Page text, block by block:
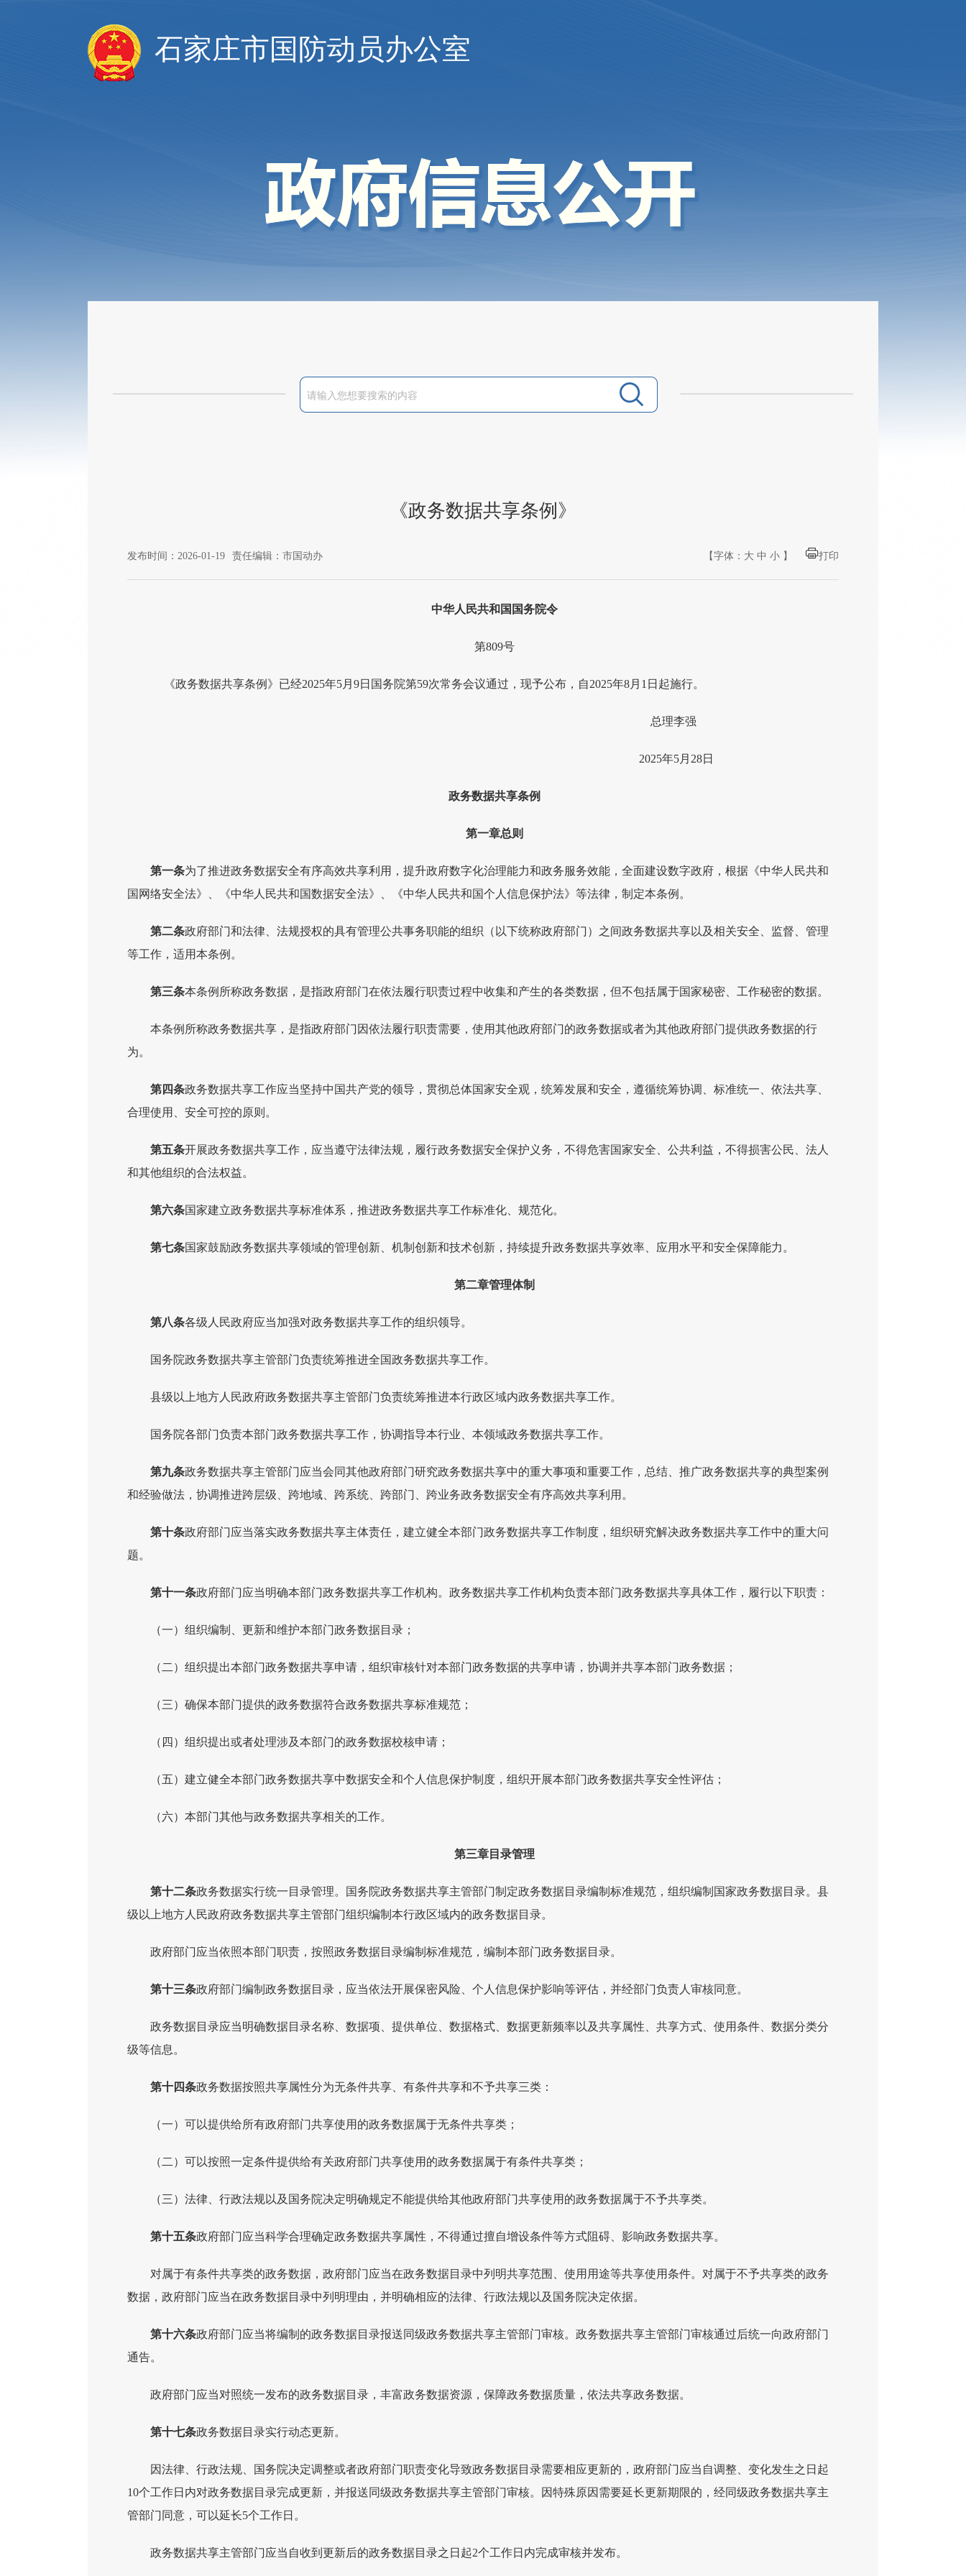
石家庄市国防动员办公室
《政务数据共享条例》
发布时间：2026-01-19 责任编辑：市国动办 【字体： 大 中 小 】 打印
中华人民共和国国务院令
第809号
《政务数据共享条例》已经2025年5月9日国务院第59次常务会议通过，现予公布，自2025年8月1日起施行。
总理李强
2025年5月28日
政务数据共享条例
第一章总则
第一条为了推进政务数据安全有序高效共享利用，提升政府数字化治理能力和政务服务效能，全面建设数字政府，根据《中华人民共和
国网络安全法》、《中华人民共和国数据安全法》、《中华人民共和国个人信息保护法》等法律，制定本条例。
第二条政府部门和法律、法规授权的具有管理公共事务职能的组织（以下统称政府部门）之间政务数据共享以及相关安全、监督、管理
等工作，适用本条例。
第三条本条例所称政务数据，是指政府部门在依法履行职责过程中收集和产生的各类数据，但不包括属于国家秘密、工作秘密的数据。
本条例所称政务数据共享，是指政府部门因依法履行职责需要，使用其他政府部门的政务数据或者为其他政府部门提供政务数据的行
为。
第四条政务数据共享工作应当坚持中国共产党的领导，贯彻总体国家安全观，统筹发展和安全，遵循统筹协调、标准统一、依法共享、
合理使用、安全可控的原则。
第五条开展政务数据共享工作，应当遵守法律法规，履行政务数据安全保护义务，不得危害国家安全、公共利益，不得损害公民、法人
和其他组织的合法权益。
第六条国家建立政务数据共享标准体系，推进政务数据共享工作标准化、规范化。
第七条国家鼓励政务数据共享领域的管理创新、机制创新和技术创新，持续提升政务数据共享效率、应用水平和安全保障能力。
第二章管理体制
第八条各级人民政府应当加强对政务数据共享工作的组织领导。
国务院政务数据共享主管部门负责统筹推进全国政务数据共享工作。
县级以上地方人民政府政务数据共享主管部门负责统筹推进本行政区域内政务数据共享工作。
国务院各部门负责本部门政务数据共享工作，协调指导本行业、本领域政务数据共享工作。
第九条政务数据共享主管部门应当会同其他政府部门研究政务数据共享中的重大事项和重要工作，总结、推广政务数据共享的典型案例
和经验做法，协调推进跨层级、跨地域、跨系统、跨部门、跨业务政务数据安全有序高效共享利用。
第十条政府部门应当落实政务数据共享主体责任，建立健全本部门政务数据共享工作制度，组织研究解决政务数据共享工作中的重大问
题。
第十一条政府部门应当明确本部门政务数据共享工作机构。政务数据共享工作机构负责本部门政务数据共享具体工作，履行以下职责：
（一）组织编制、更新和维护本部门政务数据目录；
（二）组织提出本部门政务数据共享申请，组织审核针对本部门政务数据的共享申请，协调并共享本部门政务数据；
（三）确保本部门提供的政务数据符合政务数据共享标准规范；
（四）组织提出或者处理涉及本部门的政务数据校核申请；
（五）建立健全本部门政务数据共享中数据安全和个人信息保护制度，组织开展本部门政务数据共享安全性评估；
（六）本部门其他与政务数据共享相关的工作。
第三章目录管理
第十二条政务数据实行统一目录管理。国务院政务数据共享主管部门制定政务数据目录编制标准规范，组织编制国家政务数据目录。县
级以上地方人民政府政务数据共享主管部门组织编制本行政区域内的政务数据目录。
政府部门应当依照本部门职责，按照政务数据目录编制标准规范，编制本部门政务数据目录。
第十三条政府部门编制政务数据目录，应当依法开展保密风险、个人信息保护影响等评估，并经部门负责人审核同意。
政务数据目录应当明确数据目录名称、数据项、提供单位、数据格式、数据更新频率以及共享属性、共享方式、使用条件、数据分类分
级等信息。
第十四条政务数据按照共享属性分为无条件共享、有条件共享和不予共享三类：
（一）可以提供给所有政府部门共享使用的政务数据属于无条件共享类；
（二）可以按照一定条件提供给有关政府部门共享使用的政务数据属于有条件共享类；
（三）法律、行政法规以及国务院决定明确规定不能提供给其他政府部门共享使用的政务数据属于不予共享类。
第十五条政府部门应当科学合理确定政务数据共享属性，不得通过擅自增设条件等方式阻碍、影响政务数据共享。
对属于有条件共享类的政务数据，政府部门应当在政务数据目录中列明共享范围、使用用途等共享使用条件。对属于不予共享类的政务
数据，政府部门应当在政务数据目录中列明理由，并明确相应的法律、行政法规以及国务院决定依据。
第十六条政府部门应当将编制的政务数据目录报送同级政务数据共享主管部门审核。政务数据共享主管部门审核通过后统一向政府部门
通告。
政府部门应当对照统一发布的政务数据目录，丰富政务数据资源，保障政务数据质量，依法共享政务数据。
第十七条政务数据目录实行动态更新。
因法律、行政法规、国务院决定调整或者政府部门职责变化导致政务数据目录需要相应更新的，政府部门应当自调整、变化发生之日起
10个工作日内对政务数据目录完成更新，并报送同级政务数据共享主管部门审核。因特殊原因需要延长更新期限的，经同级政务数据共享主
管部门同意，可以延长5个工作日。
政务数据共享主管部门应当自收到更新后的政务数据目录之日起2个工作日内完成审核并发布。